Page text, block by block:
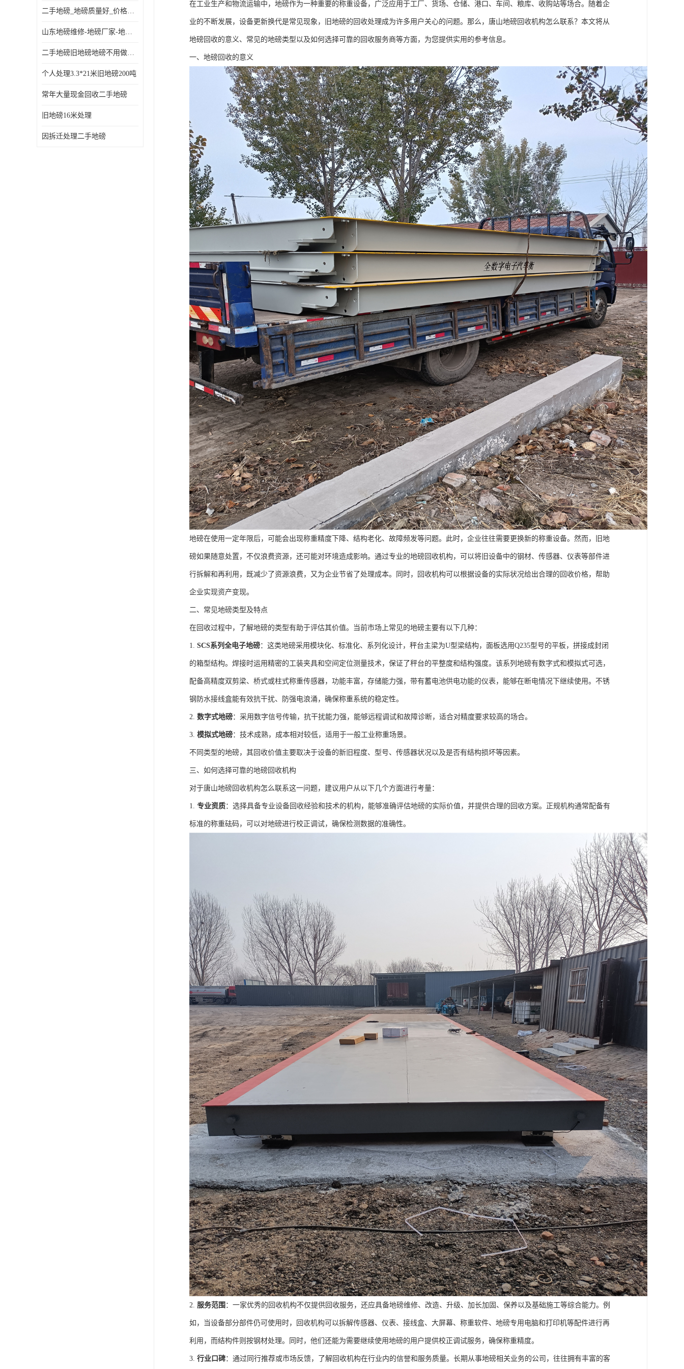
二手地磅_地磅质量好_价格便宜这里找【地磅行家】
山东地磅维修-地磅厂家-地磅价格-二手地磅
二手地磅旧地磅地磅不用做地基
个人处理3.3*21米旧地磅200吨
常年大量现金回收二手地磅
旧地磅16米处理
因拆迁处理二手地磅
在工业生产和物流运输中，地磅作为一种重要的称重设备，广泛应用于工厂、货场、仓储、港口、车间、粮库、收购站等场合。随着企
业的不断发展，设备更新换代是常见现象，旧地磅的回收处理成为许多用户关心的问题。那么，唐山地磅回收机构怎么联系？本文将从
地磅回收的意义、常见的地磅类型以及如何选择可靠的回收服务商等方面，为您提供实用的参考信息。
一、地磅回收的意义
地磅在使用一定年限后，可能会出现称重精度下降、结构老化、故障频发等问题。此时，企业往往需要更换新的称重设备。然而，旧地
磅如果随意处置，不仅浪费资源，还可能对环境造成影响。通过专业的地磅回收机构，可以将旧设备中的钢材、传感器、仪表等部件进
行拆解和再利用，既减少了资源浪费，又为企业节省了处理成本。同时，回收机构可以根据设备的实际状况给出合理的回收价格，帮助
企业实现资产变现。
二、常见地磅类型及特点
在回收过程中，了解地磅的类型有助于评估其价值。当前市场上常见的地磅主要有以下几种：
1. SCS系列全电子地磅：这类地磅采用模块化、标准化、系列化设计，秤台主梁为U型梁结构，面板选用Q235型号的平板，拼接成封闭
的箱型结构。焊接时运用精密的工装夹具和空间定位测量技术，保证了秤台的平整度和结构强度。该系列地磅有数字式和模拟式可选，
配备高精度双剪梁、桥式或柱式称重传感器，功能丰富，存储能力强，带有蓄电池供电功能的仪表，能够在断电情况下继续使用。不锈
钢防水接线盒能有效抗干扰、防强电浪涌，确保称重系统的稳定性。
2. 数字式地磅：采用数字信号传输，抗干扰能力强，能够远程调试和故障诊断，适合对精度要求较高的场合。
3. 模拟式地磅：技术成熟，成本相对较低，适用于一般工业称重场景。
不同类型的地磅，其回收价值主要取决于设备的新旧程度、型号、传感器状况以及是否有结构损坏等因素。
三、如何选择可靠的地磅回收机构
对于唐山地磅回收机构怎么联系这一问题，建议用户从以下几个方面进行考量：
1. 专业资质：选择具备专业设备回收经验和技术的机构，能够准确评估地磅的实际价值，并提供合理的回收方案。正规机构通常配备有
标准的称重砝码，可以对地磅进行校正调试，确保检测数据的准确性。
2. 服务范围 ：一家优秀的回收机构不仅提供回收服务，还应具备地磅维修、改造、升级、加长加固、保养以及基础施工等综合能力。例
如，当设备部分部件仍可使用时，回收机构可以拆解传感器、仪表、接线盒、大屏幕、称重软件、地磅专用电脑和打印机等配件进行再
利用，而结构件则按钢材处理。同时，他们还能为需要继续使用地磅的用户提供校正调试服务，确保称重精度。
3. 行业口碑：通过同行推荐或市场反馈，了解回收机构在行业内的信誉和服务质量。长期从事地磅相关业务的公司，往往拥有丰富的客